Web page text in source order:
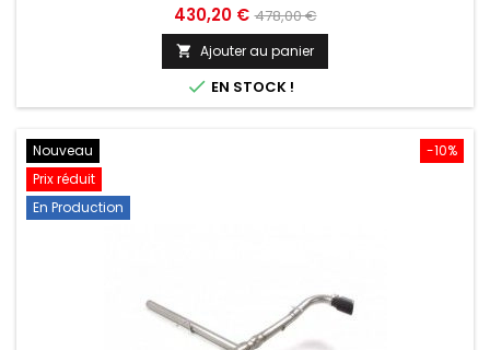
Prix
430,20 € Prix
de
base
478,00 €
 Ajouter au panier
 EN STOCK !
-10%
Nouveau
Prix réduit
En Production